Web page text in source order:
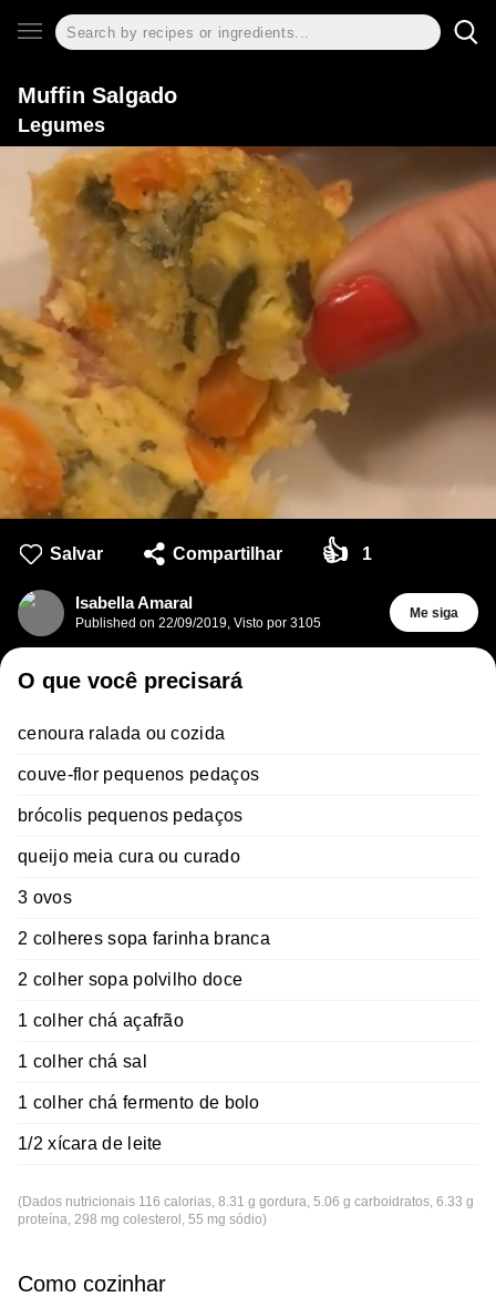
Muffin Salgado
Legumes
Salvar Compartilhar 👍 1
Isabella Amaral
Published on 22/09/2019, Visto por 3105
Me siga
O que você precisará
cenoura ralada ou cozida
couve-flor pequenos pedaços
brócolis pequenos pedaços
queijo meia cura ou curado
3 ovos
2 colheres sopa farinha branca
2 colher sopa polvilho doce
1 colher chá açafrão
1 colher chá sal
1 colher chá fermento de bolo
1/2 xícara de leite
(Dados nutricionais 116 calorias, 8.31 g gordura, 5.06 g carboidratos, 6.33 g
proteína, 298 mg colesterol, 55 mg sódio)
Como cozinhar